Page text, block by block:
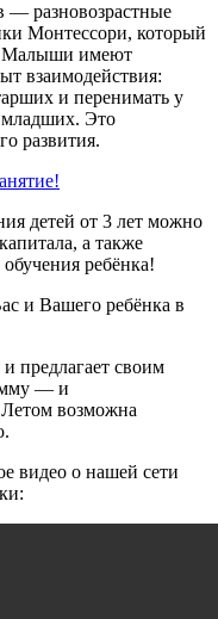
— разновозрастные
Монтессори, который
Малыши имеют
взаимодействия:
и перенимать у
младших. Это
развития.
детей от 3 лет можно
а также
ребёнка!
и Вашего ребёнка в
предлагает своим
— и
Летом возможна
видео о нашей сети